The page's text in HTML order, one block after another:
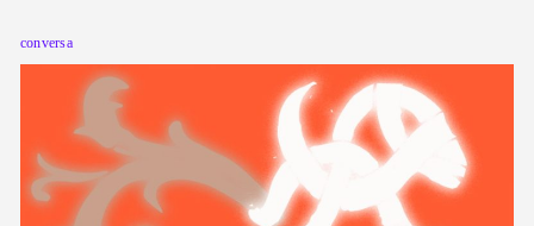
conversa